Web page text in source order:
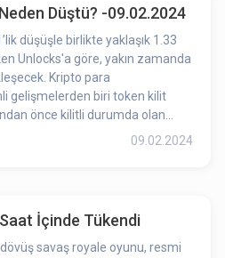
Düştü? -09.02.2024
düşüşle birlikte yaklaşık 1.33
Unlocks'a göre, yakın zamanda
Kripto para
gelişmelerden biri token kilit
önce kilitli durumda olan
satılamaz. Token kilit
09.02.2024
İçinde Tükendi
savaş royale oyunu, resmi